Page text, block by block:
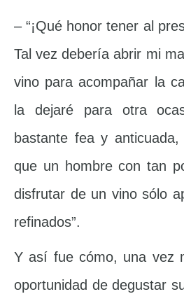
– “¡Qué honor tener al
Tal vez debería abrir mi
vino para acompañar la
la dejaré para otra
bastante fea y
que un hombre con tan
disfrutar de un vino sólo
refinados”.
Y así fue cómo, una vez
oportunidad de degustar